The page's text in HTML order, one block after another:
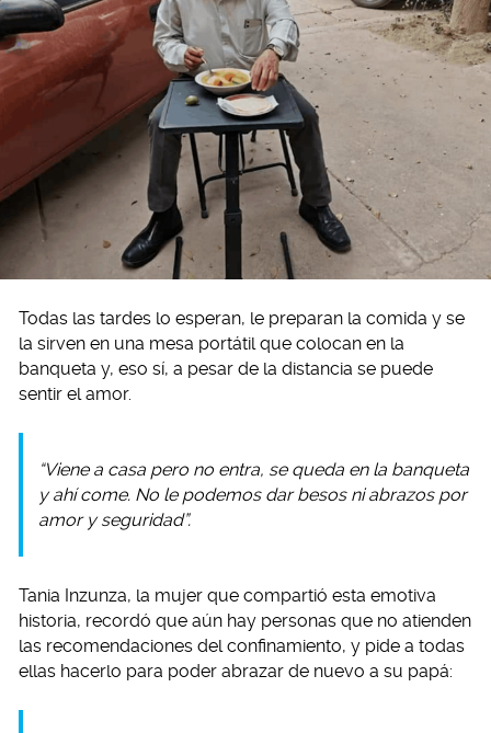
Todas las tardes lo esperan, le preparan la comida y se
la sirven en una mesa portátil que colocan en la
banqueta y, eso sí, a pesar de la distancia se puede
sentir el amor.
“Viene a casa pero no entra, se queda en la banqueta
y ahí come. No le podemos dar besos ni abrazos por
amor y seguridad”.
Tania Inzunza, la mujer que compartió esta emotiva
historia, recordó que aún hay personas que no atienden
las recomendaciones del confinamiento, y pide a todas
ellas hacerlo para poder abrazar de nuevo a su papá: